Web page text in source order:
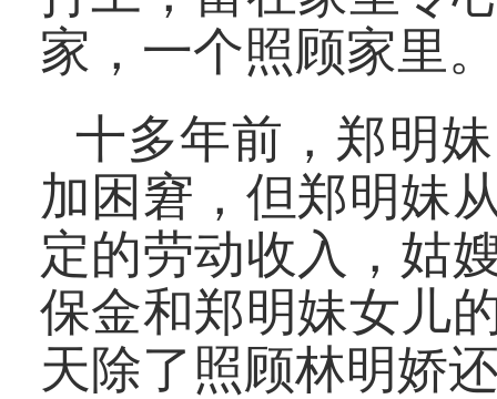
家，一个照顾家里
十多年前，郑明
加困窘，但郑明妹
定的劳动收入，姑
保金和郑明妹女儿
天除了照顾林明娇